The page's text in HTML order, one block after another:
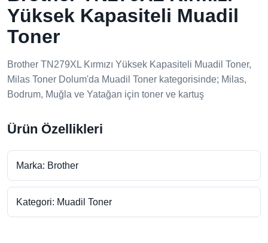
Yüksek Kapasiteli Muadil
Toner
Brother TN279XL Kırmızı Yüksek Kapasiteli Muadil Toner,
Milas Toner Dolum'da Muadil Toner kategorisinde; Milas,
Bodrum, Muğla ve Yatağan için toner ve kartuş
Ürün Özellikleri
Marka: Brother
Kategori: Muadil Toner